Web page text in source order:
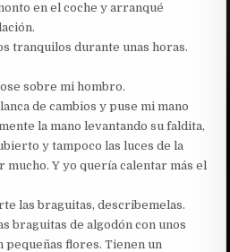
en el coche y arranqué
tranquilos durante unas horas.
sobre mi hombro.
de cambios y puse mi mano
la mano levantando su faldita,
y tampoco las luces de la
Y yo quería calentar más el
las braguitas, describemelas.
braguitas de algodón con unos
pequeñas flores. Tienen un